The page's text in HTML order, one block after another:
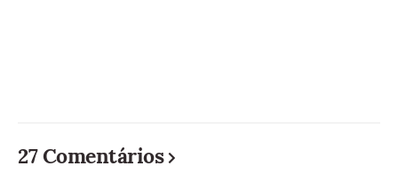
27 Comentários